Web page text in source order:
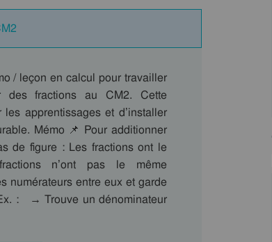
/ leçon en calcul pour travailler
des fractions au CM2. Cette
apprentissages et d’installer
Mémo 📌 Pour additionner
de figure : Les fractions ont le
n’ont pas le même
numérateurs entre eux et garde
: → Trouve un dénominateur